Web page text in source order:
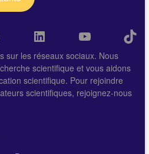
LinkedInYouTube
sur les réseaux sociaux. Nous
scientifique et vous aidons
scientifique. Pour rejoindre
scientifiques, rejoignez-nous